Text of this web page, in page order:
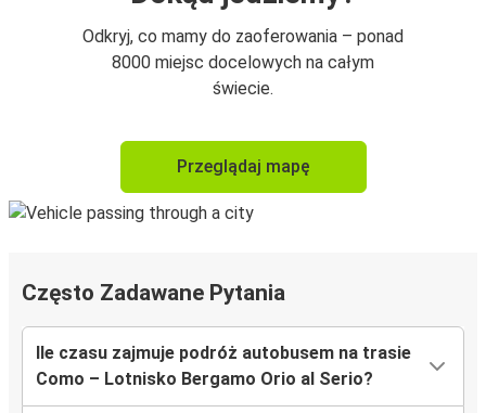
Odkryj, co mamy do zaoferowania – ponad
8000 miejsc docelowych na całym
świecie.
Przeglądaj mapę
Często Zadawane Pytania
Ile czasu zajmuje podróż autobusem na trasie
Como – Lotnisko Bergamo Orio al Serio?